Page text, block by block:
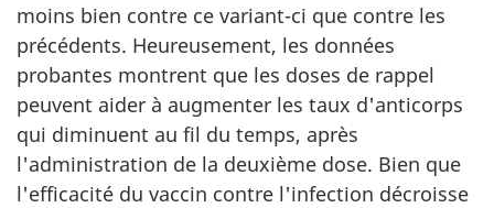
moins bien contre ce variant-ci que contre les
précédents. Heureusement, les données
probantes montrent que les doses de rappel
peuvent aider à augmenter les taux d'anticorps
qui diminuent au fil du temps, après
l'administration de la deuxième dose. Bien que
l'efficacité du vaccin contre l'infection décroisse